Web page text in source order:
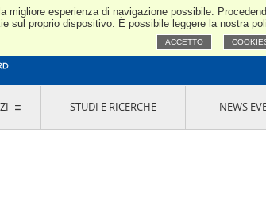
migliore esperienza di navigazione possibile.
sul proprio dispositivo. È possibile leggere la nostra
ACCETTO
Confindustria
STUDI E RICERCHE NEWS